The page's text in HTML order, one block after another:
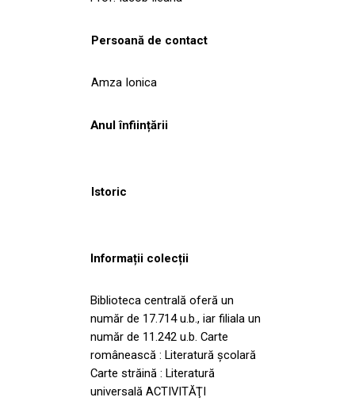
Persoană de contact
Amza Ionica
Anul înființării
Istoric
Informații colecții
Biblioteca centrală oferă un
număr de 17.714 u.b., iar filiala un
număr de 11.242 u.b. Carte
românească : Literatură şcolară
Carte străină : Literatură
universală ACTIVITĂŢI